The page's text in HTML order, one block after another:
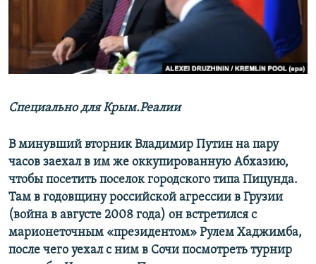
ПОБЕДИТЕЛЕЙ НЕ СУДЯТ?
КРЫМ.НЕПОКОРЕННЫЙ
ELIFBE
ПРИСОЕДИНЯЙТЕСЬ!
Все сайты RFE/RL
Специально для Крым.Реалии
В минувший вторник Владимир Путин на пару
часов заехал в им же оккупированную Абхазию,
чтобы посетить поселок городского типа Пицунда.
Там в годовщину российской агрессии в Грузии
(война в августе 2008 года) он встретился с
марионеточным «президентом» Рулем Хаджимба,
после чего уехал с ним в Сочи посмотреть турнир